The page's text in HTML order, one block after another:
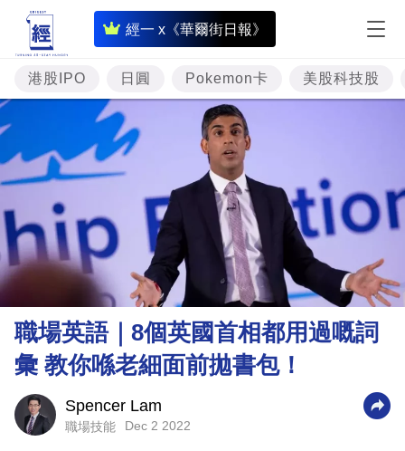
經一 x《華爾街日報》
即
時
財
經
專
題
樓
理
商
科
港股IPO 日圓 Pokemon卡 美股科技股
職場英語｜8個英國首相都用過嘅詞
彙 教你喺老細面前拋書包！
Spencer Lam
職場技能 Dec 2 2022